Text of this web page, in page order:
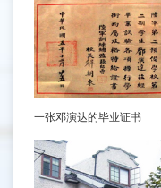
一张邓演达的毕业证书